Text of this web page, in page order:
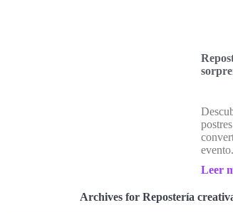
Leer
Archives for Repostería